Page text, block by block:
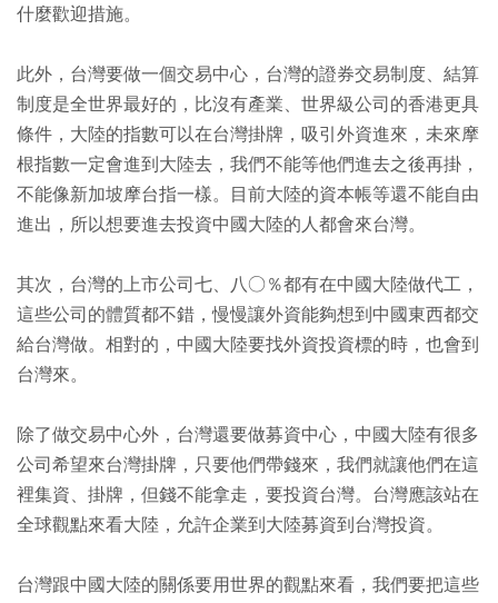
什麼歡迎措施。
此外，台灣要做一個交易中心，台灣的證券交易制度、結算
制度是全世界最好的，比沒有產業、世界級公司的香港更具
條件，大陸的指數可以在台灣掛牌，吸引外資進來，未來摩
根指數一定會進到大陸去，我們不能等他們進去之後再掛，
不能像新加坡摩台指一樣。目前大陸的資本帳等還不能自由
進出，所以想要進去投資中國大陸的人都會來台灣。
其次，台灣的上市公司七、八○％都有在中國大陸做代工，
這些公司的體質都不錯，慢慢讓外資能夠想到中國東西都交
給台灣做。相對的，中國大陸要找外資投資標的時，也會到
台灣來。
除了做交易中心外，台灣還要做募資中心，中國大陸有很多
公司希望來台灣掛牌，只要他們帶錢來，我們就讓他們在這
裡集資、掛牌，但錢不能拿走，要投資台灣。台灣應該站在
全球觀點來看大陸，允許企業到大陸募資到台灣投資。
台灣跟中國大陸的關係要用世界的觀點來看，我們要把這些